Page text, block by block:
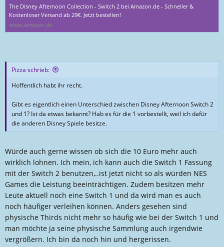
The Disney Afternoon Collection - Switch 2 bei Amazon.de - Schneller &
Kostenloser Versand ab 29€. Jetzt bestellen!
www.amazon.de
Pizza schrieb:
Hoffentlich habt ihr recht.
Gibt es eigentlich einen Unterschied zwischen Disney Afternoon Switch 2
und 1? Ist da etwas bekannt? Hab es für die 1 vorbestellt, weil ich dafür
die anderen Disney Spiele besitze.
Würde auch gerne wissen ob sich die 10 Euro mehr auch
wirklich lohnen. Ich mein, ich kann auch die Switch 1 Fassung
mit der Switch 2 benutzen,..ist jetzt nicht so als würden NES
Games die Leistung beeinträchtigen. Zudem besitzen mehr
Leute aktuell noch eine Switch 1 und da wird man es auch
noch häufiger verleihen können. Anders gesehen sind
physische Thirds nicht mehr so häufig wie bei der Switch 1 und
man möchte ja seine physische Sammlung auch irgendwie
vergrößern. Ich bin da noch hin und hergerissen.